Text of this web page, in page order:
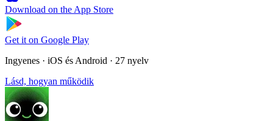
Download on the App Store
Get it on Google Play
Ingyenes · iOS és Android · 27 nyelv
Lásd, hogyan működik